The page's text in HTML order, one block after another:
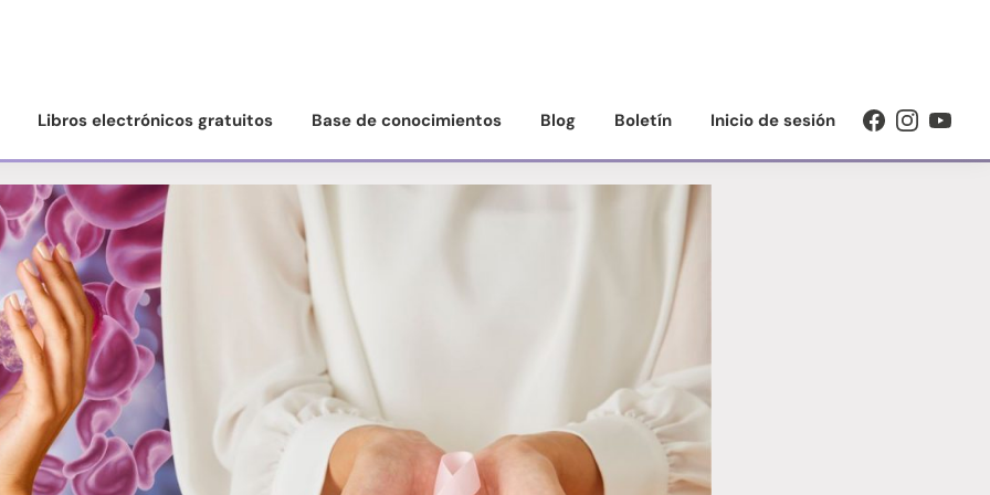
Libros electrónicos gratuitos Base de conocimientos Blog Boletín Inicio de sesión